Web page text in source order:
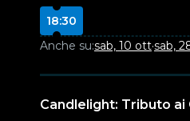
18:30
Anche su:sab, 10 ott·sab,
Candlelight: Tributo ai